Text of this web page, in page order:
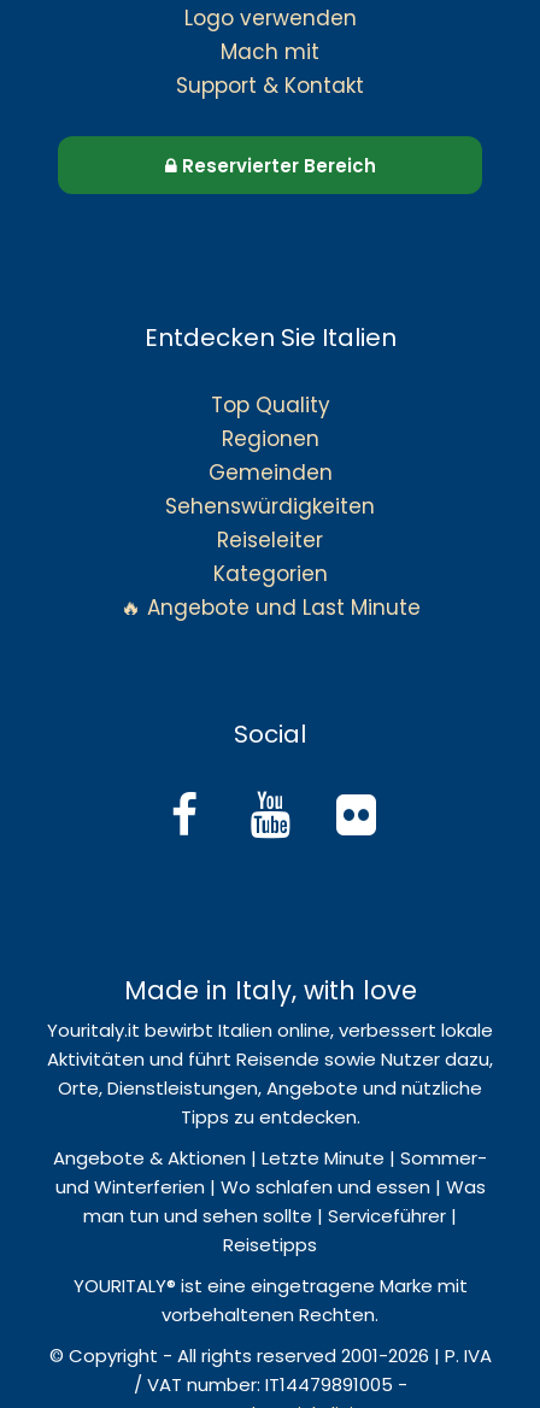
Logo verwenden
Mach mit
Support & Kontakt
Reservierter Bereich
Entdecken Sie Italien
Top Quality
Regionen
Gemeinden
Sehenswürdigkeiten
Reiseleiter
Kategorien
🔥 Angebote und Last Minute
Social
Made in Italy, with love
Youritaly.it bewirbt Italien online, verbessert lokale
Aktivitäten und führt Reisende sowie Nutzer dazu,
Orte, Dienstleistungen, Angebote und nützliche
Tipps zu entdecken.
Angebote & Aktionen | Letzte Minute | Sommer-
und Winterferien | Wo schlafen und essen | Was
man tun und sehen sollte | Serviceführer |
Reisetipps
YOURITALY® ist eine eingetragene Marke mit
vorbehaltenen Rechten.
© Copyright - All rights reserved 2001-2026 | P. IVA
/ VAT number: IT14479891005 -